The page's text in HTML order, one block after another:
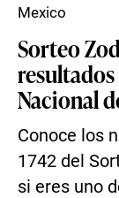
Sorteo
Nacional
Conoce los
1742 del
si eres uno
Mexico